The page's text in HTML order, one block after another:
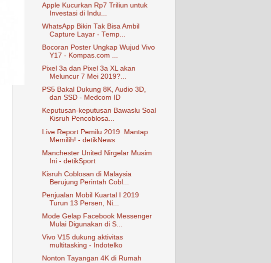
Apple Kucurkan Rp7 Triliun untuk
Investasi di Indu...
WhatsApp Bikin Tak Bisa Ambil
Capture Layar - Temp...
Bocoran Poster Ungkap Wujud Vivo
Y17 - Kompas.com ...
Pixel 3a dan Pixel 3a XL akan
Meluncur 7 Mei 2019?...
PS5 Bakal Dukung 8K, Audio 3D,
dan SSD - Medcom ID
Keputusan-keputusan Bawaslu Soal
Kisruh Pencoblosa...
Live Report Pemilu 2019: Mantap
Memilih! - detikNews
Manchester United Nirgelar Musim
Ini - detikSport
Kisruh Coblosan di Malaysia
Berujung Perintah Cobl...
Penjualan Mobil Kuartal I 2019
Turun 13 Persen, Ni...
Mode Gelap Facebook Messenger
Mulai Digunakan di S...
Vivo V15 dukung aktivitas
multitasking - Indotelko
Nonton Tayangan 4K di Rumah